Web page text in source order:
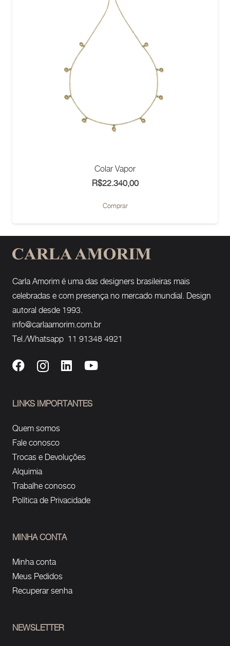
Colar Vapor
R$22.340,00
Comprar
Carla Amorim é uma das designers brasileiras mais
celebradas e com presença no mercado mundial. Design
autoral desde 1993.
info@carlaamorim.com.br
Tel./Whatsapp 11 91348 4921
LINKS IMPORTANTES
Quem somos
Fale conosco
Trocas e Devoluções
Alquimia
Trabalhe conosco
Política de Privacidade
MINHA CONTA
Minha conta
Meus Pedidos
Recuperar senha
NEWSLETTER